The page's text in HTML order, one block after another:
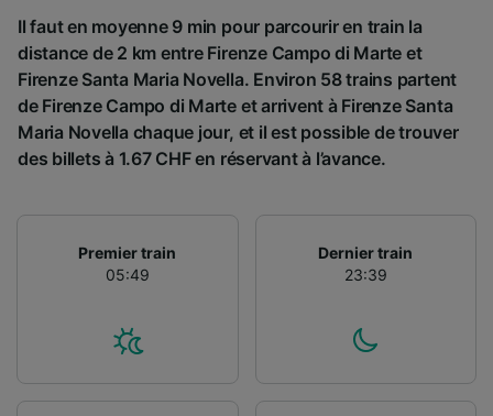
Il faut en moyenne 9 min pour parcourir en train la
distance de 2 km entre Firenze Campo di Marte et
Firenze Santa Maria Novella. Environ 58 trains partent
de Firenze Campo di Marte et arrivent à Firenze Santa
Maria Novella chaque jour, et il est possible de trouver
des billets à 1.67 CHF en réservant à l’avance.
Premier train
05:49
Dernier train
23:39
Nos équipes ainsi que nos partenaires
externes, traitent des données selon les
finalités suivantes :
Utiliser des données de géolocalisation
précises. Analyser activement les
caractéristiques de l’appareil pour
l’identification. Stocker et/ou accéder à des
contenu personnalisés, mesure de
études d’audience et développement de
services.
Liste de nos partenaires (fournisseurs)